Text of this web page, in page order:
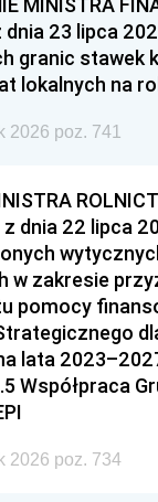
dnia 23 lipca
granic stawek
lokalnych na
2026 poz. 741
z dnia 22 lipca
w zakresie
pomocy
lata
Współpraca
2026 poz. 734